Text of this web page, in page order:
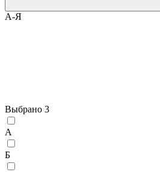
А-Я
Выбрано 3
А
Б